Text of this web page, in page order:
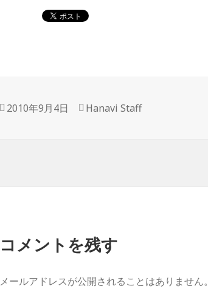
投
2010年9月4日
作
Hanavi Staff
コメントを残す
メールアドレスが公開されることはありません